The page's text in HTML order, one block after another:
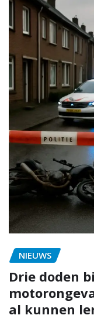
NIEUWS
Drie doden
al kunnen